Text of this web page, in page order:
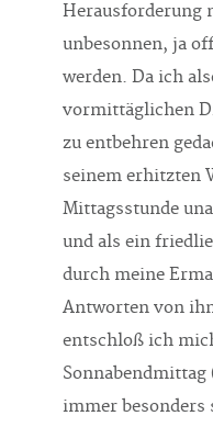
Herausforderung
unbesonnen, ja
werden. Da ich
vormittäglichen
zu entbehren
seinem erhitzten
Mittagsstunde
und als ein
durch meine
Antworten von
entschloß ich
Sonnabendmittag
immer